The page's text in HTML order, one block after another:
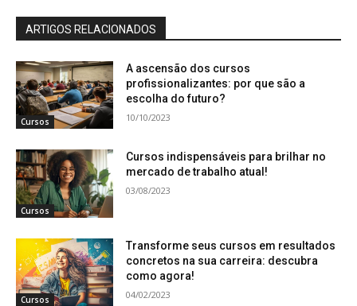
ARTIGOS RELACIONADOS
Cursos
A ascensão dos cursos
profissionalizantes: por que são a
escolha do futuro?
10/10/2023
Cursos
Cursos indispensáveis para brilhar no
mercado de trabalho atual!
03/08/2023
Cursos
Transforme seus cursos em resultados
concretos na sua carreira: descubra
como agora!
04/02/2023